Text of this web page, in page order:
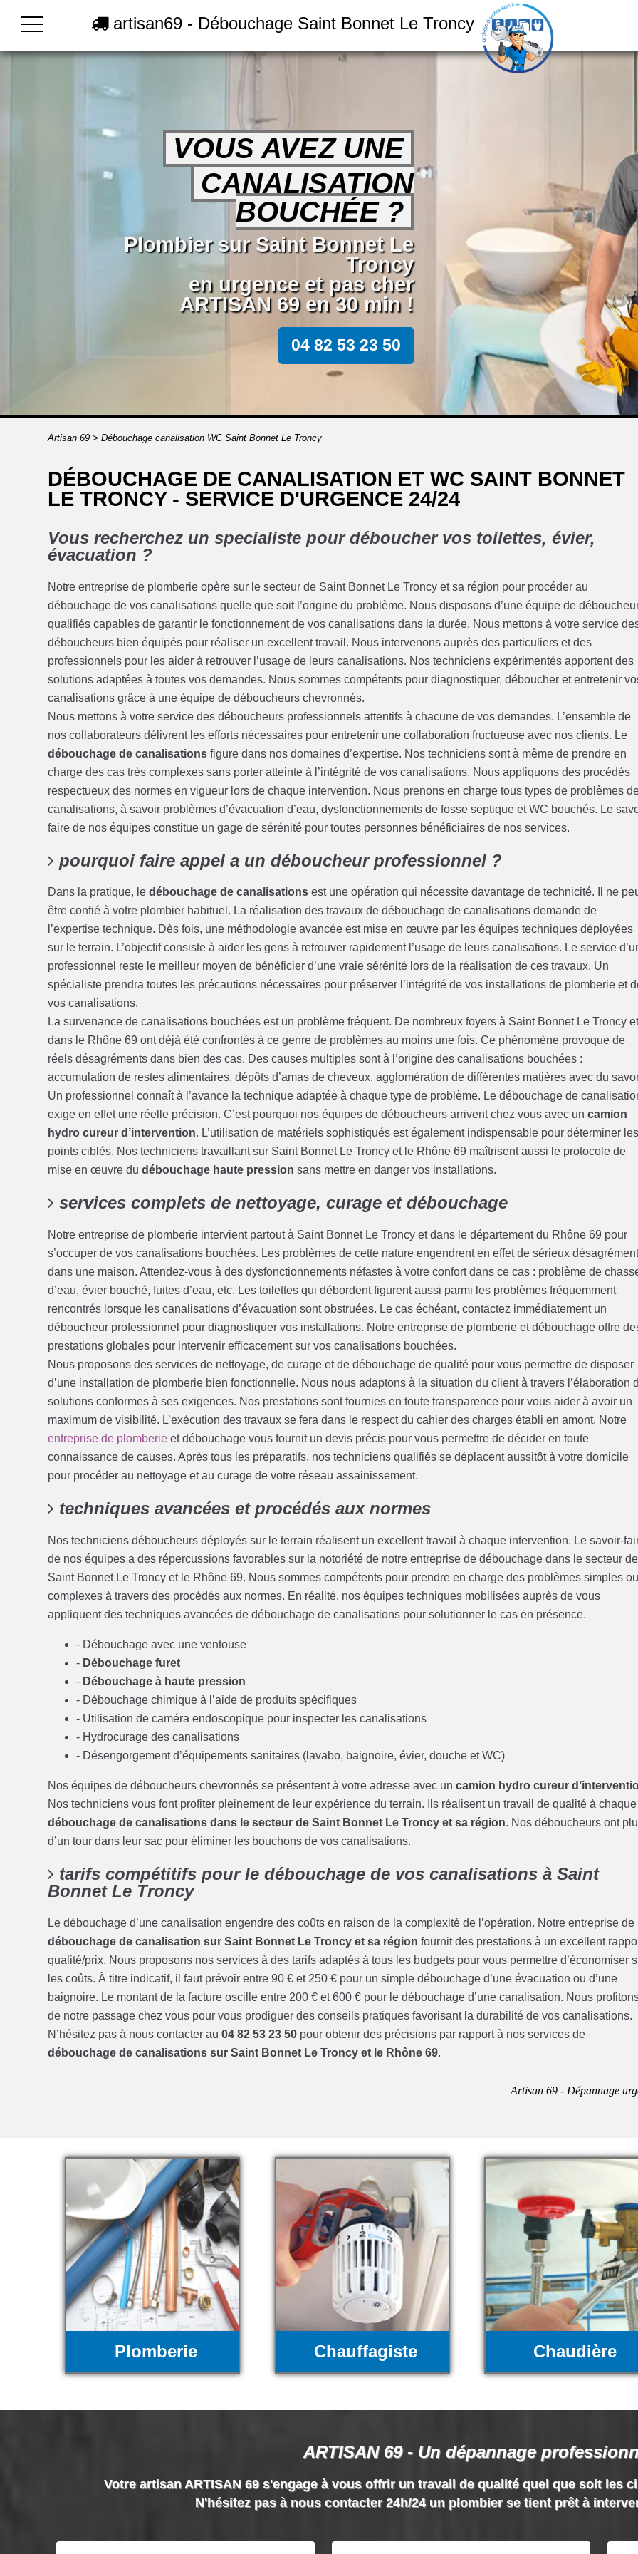
artisan69 - Débouchage Saint Bonnet Le Troncy
VOUS AVEZ UNE
CANALISATION
BOUCHÉE ?
Plombier sur Saint Bonnet Le
Troncy
en urgence et pas cher
ARTISAN 69 en 30 min !
04 82 53 23 50
Artisan 69> Débouchage canalisation WC Saint Bonnet Le Troncy
DÉBOUCHAGE DE CANALISATION ET WC SAINT BONNET
LE TRONCY - SERVICE D'URGENCE 24/24
Vous recherchez un specialiste pour déboucher vos toilettes, évier,
évacuation ?
Notre entreprise de plomberie opère sur le secteur de Saint Bonnet Le Troncy et sa région pour procéder au
débouchage de vos canalisations quelle que soit l’origine du problème. Nous disposons d’une équipe de
qualifiés capables de garantir le fonctionnement de vos canalisations dans la durée. Nous mettons à votre service
déboucheurs bien équipés pour réaliser un excellent travail. Nous intervenons auprès des particuliers et des
professionnels pour les aider à retrouver l’usage de leurs canalisations. Nos techniciens expérimentés apportent des
solutions adaptées à toutes vos demandes. Nous sommes compétents pour diagnostiquer, déboucher et entretenir
canalisations grâce à une équipe de déboucheurs chevronnés.
Nous mettons à votre service des déboucheurs professionnels attentifs à chacune de vos demandes. L’ensemble de
nos collaborateurs délivrent les efforts nécessaires pour entretenir une collaboration fructueuse avec nos clients. Le
débouchage de canalisations figure dans nos domaines d’expertise. Nos techniciens sont à même de prendre en
charge des cas très complexes sans porter atteinte à l’intégrité de vos canalisations. Nous appliquons des procédés
respectueux des normes en vigueur lors de chaque intervention. Nous prenons en charge tous types de problèmes
canalisations, à savoir problèmes d’évacuation d’eau, dysfonctionnements de fosse septique et WC bouchés. Le
faire de nos équipes constitue un gage de sérénité pour toutes personnes bénéficiaires de nos services.
pourquoi faire appel a un déboucheur professionnel ?
Dans la pratique, ledébouchage de canalisations est une opération qui nécessite davantage de technicité. Il ne
être confié à votre plombier habituel. La réalisation des travaux de débouchage de canalisations demande de
l’expertise technique. Dès fois, une méthodologie avancée est mise en œuvre par les équipes techniques déployées
sur le terrain. L’objectif consiste à aider les gens à retrouver rapidement l’usage de leurs canalisations. Le service
professionnel reste le meilleur moyen de bénéficier d’une vraie sérénité lors de la réalisation de ces travaux. Un
spécialiste prendra toutes les précautions nécessaires pour préserver l’intégrité de vos installations de plomberie et
vos canalisations.
La survenance de canalisations bouchées est un problème fréquent. De nombreux foyers à Saint Bonnet Le Troncy
dans le Rhône 69 ont déjà été confrontés à ce genre de problèmes au moins une fois. Ce phénomène provoque de
réels désagréments dans bien des cas. Des causes multiples sont à l’origine des canalisations bouchées :
accumulation de restes alimentaires, dépôts d’amas de cheveux, agglomération de différentes matières avec du
Un professionnel connaît à l’avance la technique adaptée à chaque type de problème. Le débouchage de
exige en effet une réelle précision. C’est pourquoi nos équipes de déboucheurs arrivent chez vous avec uncamion
hydro cureur d’intervention. L’utilisation de matériels sophistiqués est également indispensable pour déterminer les
points ciblés. Nos techniciens travaillant sur Saint Bonnet Le Troncy et le Rhône 69 maîtrisent aussi le protocole de
mise en œuvre dudébouchage haute pression sans mettre en danger vos installations.
services complets de nettoyage, curage et débouchage
Notre entreprise de plomberie intervient partout à Saint Bonnet Le Troncy et dans le département du Rhône 69 pour
s’occuper de vos canalisations bouchées. Les problèmes de cette nature engendrent en effet de sérieux
dans une maison. Attendez-vous à des dysfonctionnements néfastes à votre confort dans ce cas : problème de
d’eau, évier bouché, fuites d’eau, etc. Les toilettes qui débordent figurent aussi parmi les problèmes fréquemment
rencontrés lorsque les canalisations d’évacuation sont obstruées. Le cas échéant, contactez immédiatement un
déboucheur professionnel pour diagnostiquer vos installations. Notre entreprise de plomberie et débouchage offre
prestations globales pour intervenir efficacement sur vos canalisations bouchées.
Nous proposons des services de nettoyage, de curage et de débouchage de qualité pour vous permettre de disposer
d’une installation de plomberie bien fonctionnelle. Nous nous adaptons à la situation du client à travers l’élaboration
solutions conformes à ses exigences. Nos prestations sont fournies en toute transparence pour vous aider à avoir un
maximum de visibilité. L’exécution des travaux se fera dans le respect du cahier des charges établi en amont. Notre
entreprise de plomberie et débouchage vous fournit un devis précis pour vous permettre de décider en toute
connaissance de causes. Après tous les préparatifs, nos techniciens qualifiés se déplacent aussitôt à votre domicile
pour procéder au nettoyage et au curage de votre réseau assainissement.
techniques avancées et procédés aux normes
Nos techniciens déboucheurs déployés sur le terrain réalisent un excellent travail à chaque intervention. Le savoir-
de nos équipes a des répercussions favorables sur la notoriété de notre entreprise de débouchage dans le secteur de
Saint Bonnet Le Troncy et le Rhône 69. Nous sommes compétents pour prendre en charge des problèmes simples ou
complexes à travers des procédés aux normes. En réalité, nos équipes techniques mobilisées auprès de vous
appliquent des techniques avancées de débouchage de canalisations pour solutionner le cas en présence.
- Débouchage avec une ventouse
- Débouchage furet
- Débouchage à haute pression
- Débouchage chimique à l’aide de produits spécifiques
- Utilisation de caméra endoscopique pour inspecter les canalisations
- Hydrocurage des canalisations
- Désengorgement d’équipements sanitaires (lavabo, baignoire, évier, douche et WC)
Nos équipes de déboucheurs chevronnés se présentent à votre adresse avec uncamion hydro cureur
Nos techniciens vous font profiter pleinement de leur expérience du terrain. Ils réalisent un travail de qualité à chaque
débouchage de canalisations dans le secteur de Saint Bonnet Le Troncy et sa région. Nos déboucheurs ont
d’un tour dans leur sac pour éliminer les bouchons de vos canalisations.
tarifs compétitifs pour le débouchage de vos canalisations à Saint
Bonnet Le Troncy
Le débouchage d’une canalisation engendre des coûts en raison de la complexité de l’opération. Notre entreprise de
débouchage de canalisation sur Saint Bonnet Le Troncy et sa région fournit des prestations à un excellent
qualité/prix. Nous proposons nos services à des tarifs adaptés à tous les budgets pour vous permettre d’économiser
les coûts. À titre indicatif, il faut prévoir entre 90 € et 250 € pour un simple débouchage d’une évacuation ou d’une
baignoire. Le montant de la facture oscille entre 200 € et 600 € pour le débouchage d’une canalisation. Nous
de notre passage chez vous pour vous prodiguer des conseils pratiques favorisant la durabilité de vos canalisations.
N’hésitez pas à nous contacter au04 82 53 23 50 pour obtenir des précisions par rapport à nos services de
débouchage de canalisations sur Saint Bonnet Le Troncy et le Rhône 69.
Artisan 69 - Dépannage
Plomberie Chauffagiste Chaudière
ARTISAN 69 - Un dépannage
Votre artisan ARTISAN 69 s'engage à vous offrir un travail de qualité quel que soit les
N'hésitez pas à nous contacter 24h/24 un plombier se tient prêt à